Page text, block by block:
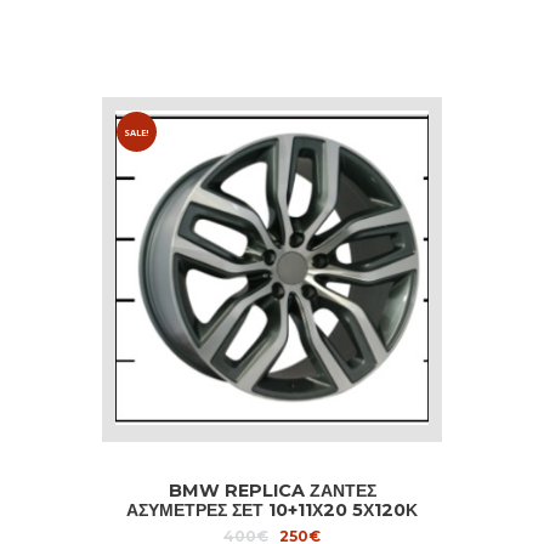
SALE!
BMW REPLICA ΖΑΝΤΕΣ
ΑΣΥΜΕΤΡΕΣ ΣΕΤ 10+11Χ20 5Χ120Κ
ΕΤ40/35 C.H.72,6 ANTRHACITE
400€ Original
250€Current